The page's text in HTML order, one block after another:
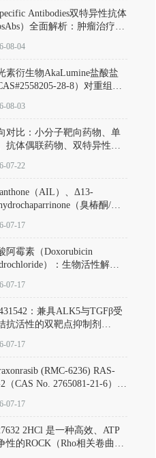
导的神经元凋亡。其经典应
为选择性损毁中脑黑质致密
巴胺能神经元，从而可靠模
金森病的核心病理与行为表
Antibodies双特异性抗体
）全面解析：肿瘤治疗的
08-04
素衍生物AkaLumine盐酸盐
28-8）对重组萤
Km）为2.06 μM；其近红外
特性赋予优异的组织穿透能
大幅增强成像信噪比，从而
活体动物模型中极低给药剂
的高灵敏度、非侵入式生物
08-03
对比：小分子靶向药物、单
抗体偶联药物、双特异性抗
用瓶颈
07-22
（AIL）、Δ13-
（臭椿酮/臭
货号 D806885
07-17
阿霉素（Doxorubicin
）：生物活性解
07-17
：兼具ALK5与TGFβ受
抗活性的双靶点抑制剂
）
07-17
(RMC-6236) RAS-
（CAS No. 2765081-21-6）：
NRAS/HRAS的广谱RAS
07-17
2HCl 是一种高效、ATP
性的ROCK（Rho相关卷曲螺